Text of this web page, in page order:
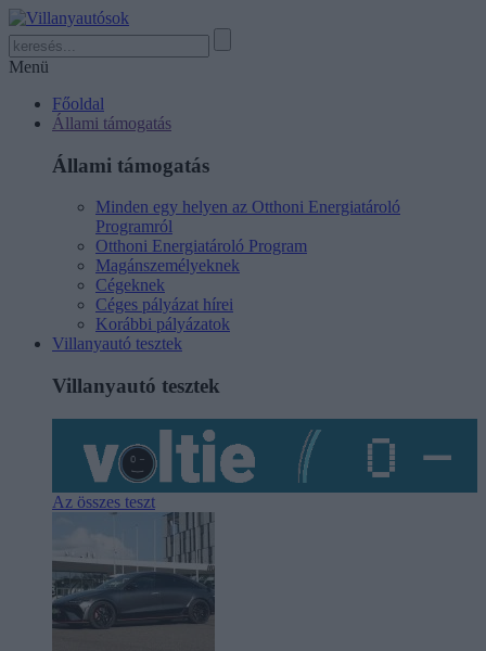
Menü
Főoldal
Állami támogatás
Állami támogatás
Minden egy helyen az Otthoni Energiatároló
Programról
Otthoni Energiatároló Program
Magánszemélyeknek
Cégeknek
Céges pályázat hírei
Korábbi pályázatok
Villanyautó tesztek
Villanyautó tesztek
Az összes teszt